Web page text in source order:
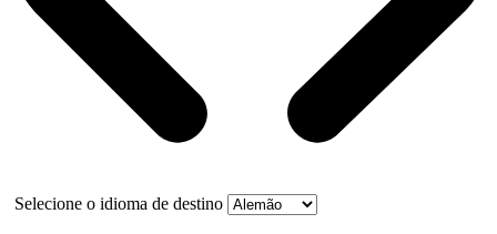
Selecione o idioma de destino